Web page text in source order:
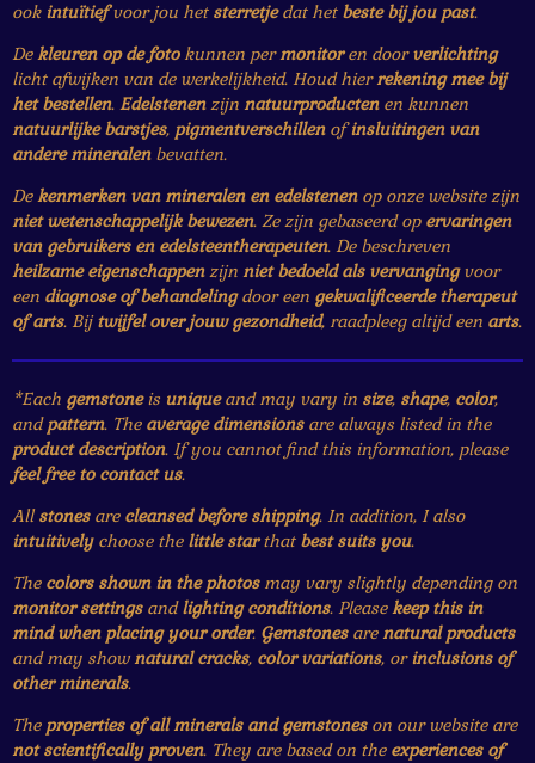
ook intuïtiefvoor jou het sterretjedat het beste bij jou past.
Dekleuren op de fotokunnen permonitoren doorverlichting
licht afwijken van de werkelijkheid. Houd hierrekening mee bij
het bestellen. Edelstenenzijn natuurproductenen kunnen
natuurlijke barstjes, pigmentverschillenofinsluitingen van
andere mineralenbevatten.
Dekenmerken van mineralen en edelstenenop onze website zijn
niet wetenschappelijk bewezen. Ze zijn gebaseerd op ervaringen
van gebruikers en edelsteentherapeuten. De beschreven
heilzame eigenschappenzijn niet bedoeld als vervangingvoor
een diagnose of behandelingdoor een gekwalificeerde therapeut
of arts. Bijtwijfel over jouw gezondheid, raadpleeg altijd een arts.
*Each gemstoneis uniqueand may vary in size, shape, color,
andpattern. The average dimensionsare always listed in the
product description. If you cannot find this information, please
feel free to contact us.
Allstonesare cleansed before shipping. In addition, I also
intuitivelychoose the little starthat best suits you.
The colors shown in the photosmay vary slightly depending on
monitor settingsandlighting conditions. Pleasekeep this in
mind when placing your order. Gemstonesarenatural products
and may shownatural cracks, color variations, orinclusions of
other minerals.
The properties of all minerals and gemstoneson our website are
not scientifically proven. They are based on the experiences of